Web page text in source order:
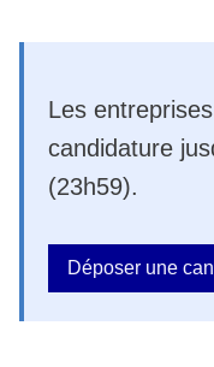
Les
candidature
(23h59).
Déposer une